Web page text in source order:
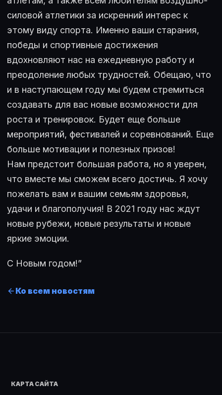
силовой атлетики за искренний интерес к
этому виду спорта. Именно ваши старания,
победы и спортивные достижения
вдохновляют нас на ежедневную работу и
преодоление любых трудностей. Обещаю, что
и в наступающем году мы будем стремиться
создавать для вас новые возможности для
роста и тренировок. Будет еще больше
мероприятий, фестивалей и соревнований. Еще
больше мотивации и полезных призов!
Нам предстоит большая работа, но я уверен,
что вместе мы сможем всего достичь. Я хочу
пожелать вам и вашим семьям здоровья,
удачи и благополучия! В 2021 году нас ждут
новые рубежи, новые результаты и новые
яркие эмоции.
С Новым годом!”
Ко всем новостям
КАРТА САЙТА